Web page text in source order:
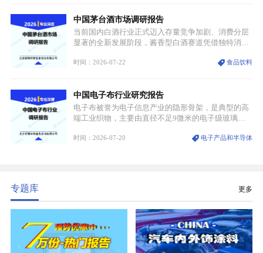
密制造流程。
中国茅台酒市场调研报告
当前国内白酒行业正式迈入存量竞争加剧、消费分层
显著的全新发展阶段，酱香型白酒赛道凭借独特消费
道。贵州茅台凭借独一无二的核心产区壁垒、刚性产
业。
时间：2026-07-22 食品饮料
中国电子布行业研究报告
电子布被誉为电子信息产业的隐形骨架，是典型的高
端工业织物，主要由直径不足9微米的电子级玻璃纤
生产制造过程中不可或缺的核心基材。电子布具备高
时间：2026-07-20 电子产品和半导体
专题库 更多